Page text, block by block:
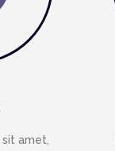
amet,